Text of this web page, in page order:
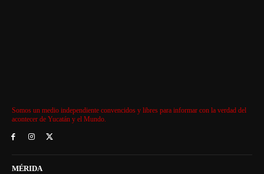
Somos un medio independiente convencidos y libres para informar con la verdad del
acontecer de Yucatán y el Mundo.
MÉRIDA